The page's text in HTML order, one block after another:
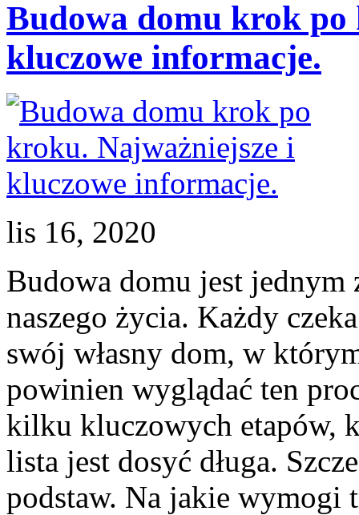
Budowa domu krok
kluczowe informacje.
lis 16, 2020
Budowa domu jest jednym
naszego życia. Każdy
swój własny dom, w
powinien wyglądać ten
kilku kluczowych etapów,
lista jest dosyć długa.
podstaw. Na jakie wymogi